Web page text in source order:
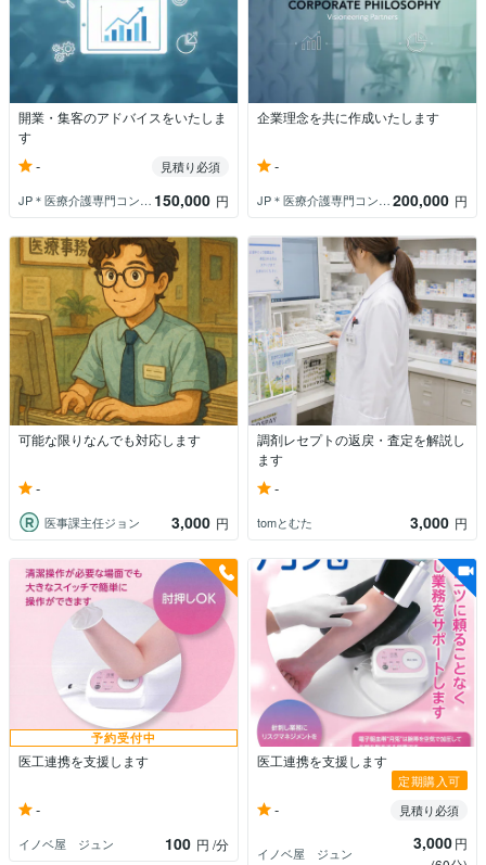
開業・集客のアドバイスをいたしま
す
-
見積り必須
JP＊医療介護専門コンサルタント 150,000 円
企業理念を共に作成いたします
-
JP＊医療介護専門コンサルタント 200,000 円
可能な限りなんでも対応します
-
医事課主任ジョン 3,000 円
調剤レセプトの返戻・査定を解説し
ます
-
tomとむた 3,000 円
予約受付中
医工連携を支援します
-
イノベ屋 ジュン 100 円 /分
医工連携を支援します
定期購入可
- 見積り必須
イノベ屋 ジュン 3,000円